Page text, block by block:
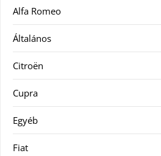
Alfa Romeo
Általános
Citroën
Cupra
Egyéb
Fiat